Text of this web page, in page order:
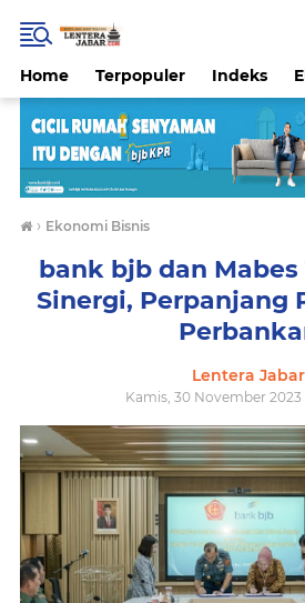
Home Terpopuler Indeks
› Ekonomi Bisnis
bank bjb dan
Sinergi, Perpanjang
Lentera Jabar
Kamis, 30 November 2023